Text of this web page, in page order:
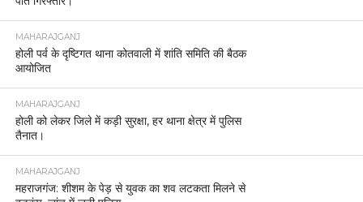
MAHARAJGANJ
होली पर्व के दृष्टिगत थाना कोतवाली में शांति समिति की बैठक
आयोजित
MAHARAJGANJ
होली को लेकर जिले में कड़ी सुरक्षा, हर थाना क्षेत्र में पुलिस
तैनात।
MAHARAJGANJ
महराजगंज: शीशम के पेड़ से युवक का शव लटकता मिलने से